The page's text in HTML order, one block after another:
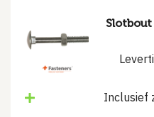
Slotbout
Inclusief